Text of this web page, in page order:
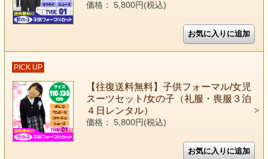
価格： 5,800円(税込)
PICK UP
【往復送料無料】子供フォーマル/女児
スーツセット/女の子（礼服・喪服３泊
４日レンタル）
価格： 5,800円(税込)